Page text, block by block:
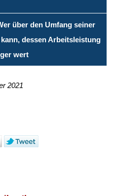
über den Umfang seiner
dessen Arbeitsleistung
wert
2021